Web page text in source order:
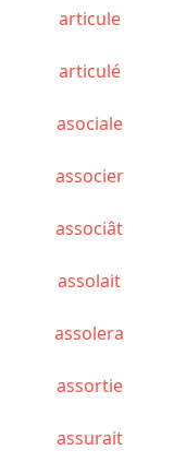
articule
articulé
asociale
associer
associât
assolait
assolera
assortie
assurait